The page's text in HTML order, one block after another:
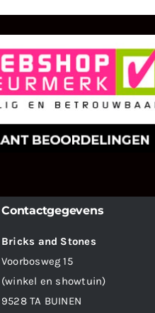
BEOORDELINGEN
zijn er zeer op gesteld om te
wat u als klant van ons en
onze diensten vindt.
Contactgegevens
Bricks and Stones
Voorbosweg 15
(winkel en showtuin)
9528 TA BUINEN